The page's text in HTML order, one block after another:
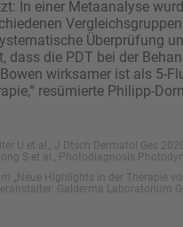
In einer Metaanalyse
Überprüfung
dass die PDT bei der
wirksamer ist als 5-
resümierte Philipp-
U et al., J Dtsch Dermatol Ges
S et al., Photodiagnosis
„Neue Highlights in der Therapie
Galderma Laboratorium